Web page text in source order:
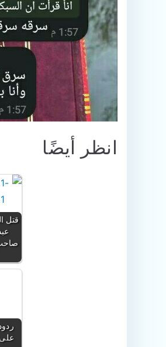
انظر أيضًا
قتل